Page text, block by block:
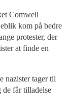
Comwell
kom på bedre
protester, der
at finde en
nazister tager til
de får tilladelse